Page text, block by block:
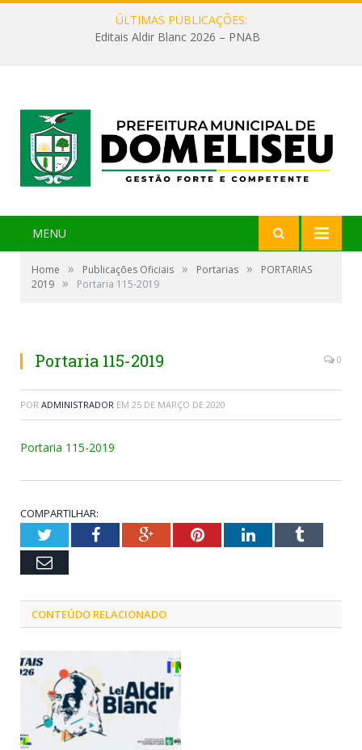
ÚLTIMAS PUBLICAÇÕES:
Editais Aldir Blanc 2026 – PNAB
MENU
Home » Publicações Oficiais » Portarias »
PORTARIAS
2019 » Portaria 115-2019
Portaria 115-2019 0
POR ADMINISTRADOR EM 25 DE MARÇO DE 2020
Portaria 115-2019
COMPARTILHAR:
TwitterFacebookGoogle+PinterestLinkedInTumblr
Email
CONTEÚDO RELACIONADO